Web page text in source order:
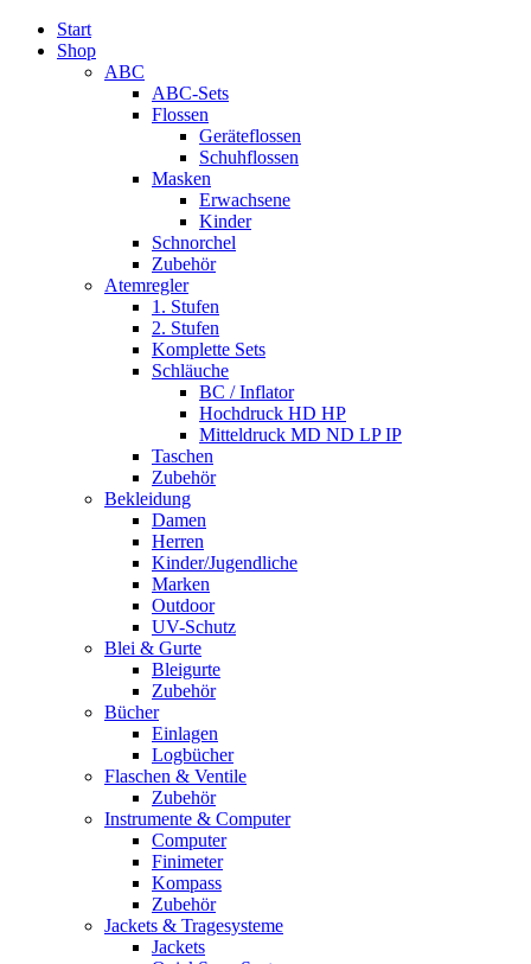
Start
Shop
ABC
ABC-Sets
Flossen
Geräteflossen
Schuhflossen
Masken
Erwachsene
Kinder
Schnorchel
Zubehör
Atemregler
1. Stufen
2. Stufen
Komplette Sets
Schläuche
BC / Inflator
Hochdruck HD HP
Mitteldruck MD ND LP IP
Taschen
Zubehör
Bekleidung
Damen
Herren
Kinder/Jugendliche
Marken
Outdoor
UV-Schutz
Blei & Gurte
Bleigurte
Zubehör
Bücher
Einlagen
Logbücher
Flaschen & Ventile
Zubehör
Instrumente & Computer
Computer
Finimeter
Kompass
Zubehör
Jackets & Tragesysteme
Jackets